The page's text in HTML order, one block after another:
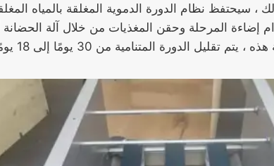
الدورة الدموية المغلقة بالمياه المغلقة 70% المزيد من الماء مقارنةً بمشاتل الشتلات
إضاءة المرحلة وحقن المغذيات من خلال آلة
المتنامية من 30 يومًا إلى 18 يومًا فقط ، مما يتيح دفعات زراعة متعددة على مدار العام.